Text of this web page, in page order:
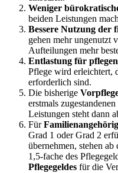
Weniger
beiden Leistungen
Bessere Nutzung der
gehen mehr ungenutzt
Aufteilungen mehr
Entlastung für
Pflege wird erleichtert,
erforderlich sind.
Die bisherige
erstmals
Leistungen steht dann
Für
Grad 1 oder Grad 2
übernehmen, stehen
1,5-fache des
Pflegegeldes für die